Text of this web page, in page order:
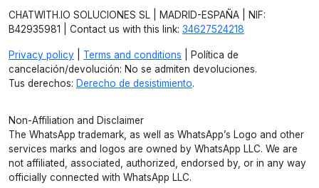
CHATWITH.IO SOLUCIONES SL | MADRID-ESPAÑA | NIF:
B42935981 | Contact us with this link: 34627524218
Privacy policy Terms and conditions | Política de
cancelación/devolución: No se admiten devoluciones.
Tus derechos: Derecho de desistimiento.
Non-Affiliation and Disclaimer
The WhatsApp trademark, as well as WhatsApp’s Logo and other
services marks and logos are owned by WhatsApp LLC. We are
not affiliated, associated, authorized, endorsed by, or in any way
officially connected with WhatsApp LLC.